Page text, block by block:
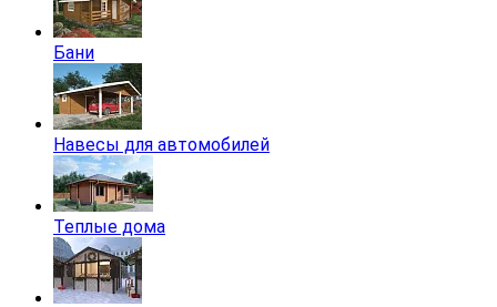
Бани
Навесы для автомобилей
Теплые дома